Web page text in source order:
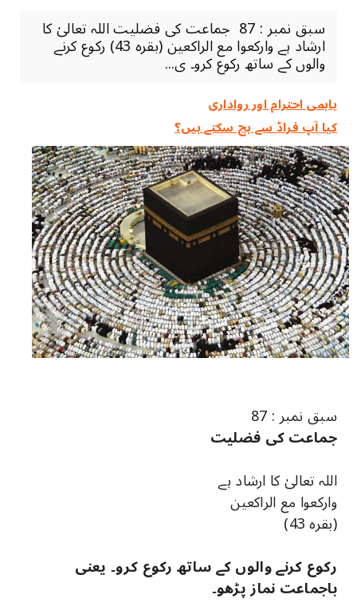
سبق نمبر : 87 جماعت کی فضلیت اللہ تعالیٰ کا
ارشاد ہے وارکعوا مع الراکعین (بقرہ 43) رکوع کرنے
والوں کے ساتھ رکوع کرو۔ ی...
باہمی احترام اور رواداری
کیا آپ فراڈ سے بچ سکتے ہیں؟
سبق نمبر : 87
جماعت کی فضلیت
اللہ تعالیٰ کا ارشاد ہے
وارکعوا مع الراکعین
(بقرہ 43)
رکوع کرنے والوں کے ساتھ رکوع کرو۔ یعنی
باجماعت نماز پڑھو۔